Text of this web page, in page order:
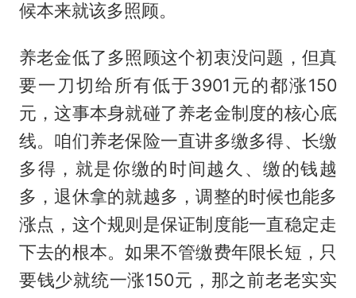
候本来就该多照顾。
养老金低了多照顾这个初衷没问题，但真
要一刀切给所有低于3901元的都涨150
元，这事本身就碰了养老金制度的核心底
线。咱们养老保险一直讲多缴多得、长缴
多得，就是你缴的时间越久、缴的钱越
多，退休拿的就越多，调整的时候也能多
涨点，这个规则是保证制度能一直稳定走
下去的根本。如果不管缴费年限长短，只
要钱少就统一涨150元，那之前老老实实